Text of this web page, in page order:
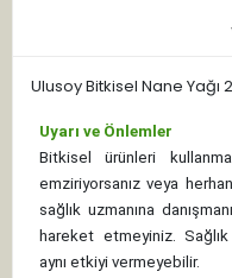
Ulusoy Bitkisel Nane Yağı
Uyarı ve Önlemler
Bitkisel ürünleri
emziriyorsanız veya
sağlık uzmanına
hareket etmeyiniz.
aynı etkiyi vermeyebilir.